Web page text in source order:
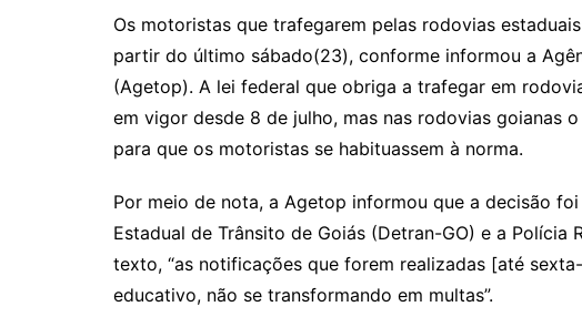
Nova América
Nova Crixás
Nova Glória
Porangatu
Rialma
Rianápolis
Os motoristas que trafegarem pelas rodovias
partir do último sábado(23), conforme informou a
(Agetop). A lei federal que obriga a trafegar em
em vigor desde 8 de julho, mas nas rodovias goianas
para que os motoristas se habituassem à norma.
Por meio de nota, a Agetop informou que a decisão
Estadual de Trânsito de Goiás (Detran-GO) e a Polícia
texto, “as notificações que forem realizadas [até
educativo, não se transformando em multas”.